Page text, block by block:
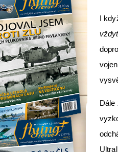
I
Dále